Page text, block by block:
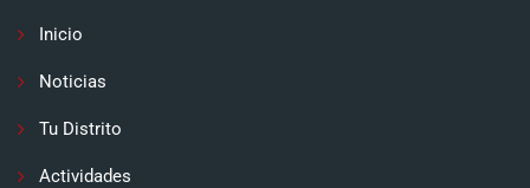
Inicio
Noticias
Tu Distrito
Actividades